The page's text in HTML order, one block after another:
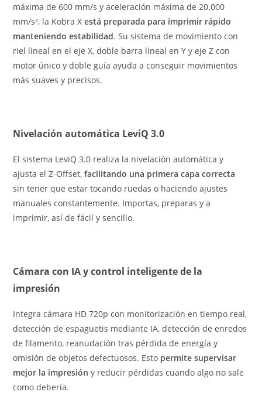
máxima de 600 mm/s y aceleración máxima de 20.000
mm/s², la Kobra Xestá preparada para imprimir rápido
manteniendo estabilidad. Su sistema de movimiento con
riel lineal en el eje X, doble barra lineal en Y y eje Z con
motor único y doble guía ayuda a conseguir movimientos
más suaves y precisos.
Nivelación automática LeviQ 3.0
El sistema LeviQ 3.0 realiza la nivelación automática y
ajusta el Z-Offset,facilitando una primera capa correcta
sin tener que estar tocando ruedas o haciendo ajustes
manuales constantemente. Importas, preparas y a
imprimir, así de fácil y sencillo.
Cámara con IA y control inteligente de la
impresión
Integra cámara HD 720p con monitorización en tiempo real,
detección de espaguetis mediante IA, detección de enredos
de filamento, reanudación tras pérdida de energía y
omisión de objetos defectuosos. Esto permite supervisar
mejor la impresión y reducir pérdidas cuando algo no sale
como debería.